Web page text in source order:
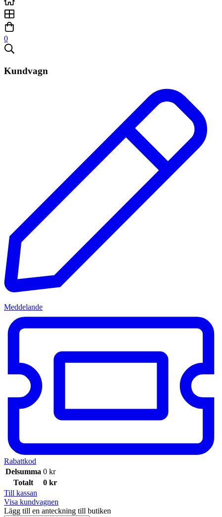
0
Kundvagn
Meddelande
Rabattkod
Delsumma 0 kr
Totalt
0 kr
Till kassan
Visa kundvagnen
Lägg till en anteckning till butiken